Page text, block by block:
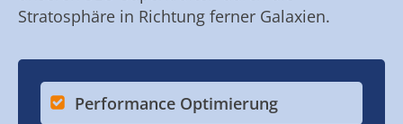
Stratosphäre in Richtung ferner Galaxien.
Performance Optimierung